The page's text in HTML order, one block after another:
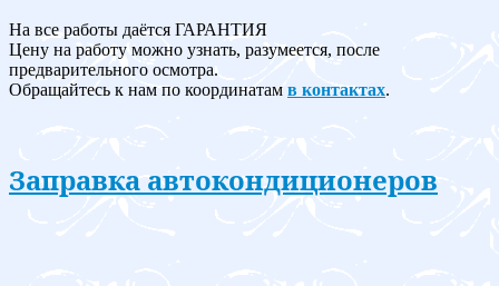
На все работы даётся ГАРАНТИЯ
Цену на работу можно узнать, разумеется, после
предварительного осмотра.
Обращайтесь к нам по координатам в контактах.
Заправка автокондиционеров